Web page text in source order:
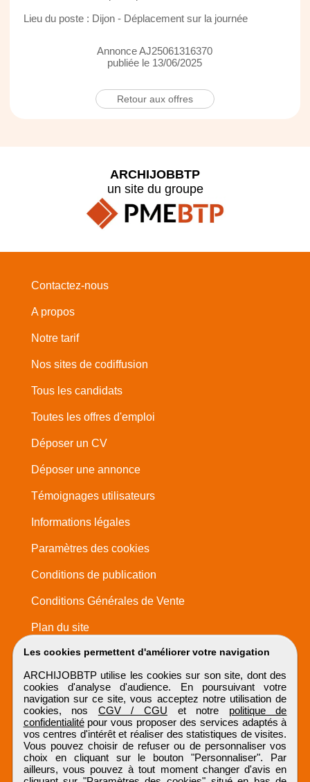
Lieu du poste : Dijon - Déplacement sur la journée
Annonce AJ25061316370
publiée le 13/06/2025
Retour aux offres
Les cookies permettent d'améliorer votre navigation
ARCHIJOBBTP utilise les cookies sur son site, dont des
cookies d'analyse d'audience. En poursuivant votre
navigation sur ce site, vous acceptez notre utilisation de
cookies, nos CGV / CGU et notre politique de
confidentialitépour vous proposer des services adaptés à
vos centres d'intérêt et réaliser des statistiques de visites.
Vous pouvez choisir de refuser ou de personnaliser vos
choix en cliquant sur le bouton "Personnaliser". Par
ailleurs, vous pouvez à tout moment changer d'avis en
ARCHIJOBBTP
un site du groupe
Contactez-nous
A propos
Notre tarif
Nos sites de codiffusion
Tous les candidats
Toutes les offres d'emploi
Déposer un CV
Déposer une annonce
Témoignages utilisateurs
Informations légales
Paramètres des cookies
Conditions de publication
Conditions Générales de Vente
Plan du site